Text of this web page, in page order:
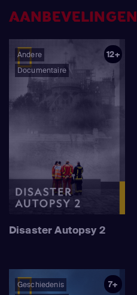
AANBEVELINGEN
Andere
Documentaire
12+
Disaster Autopsy 2
Geschiedenis
7+